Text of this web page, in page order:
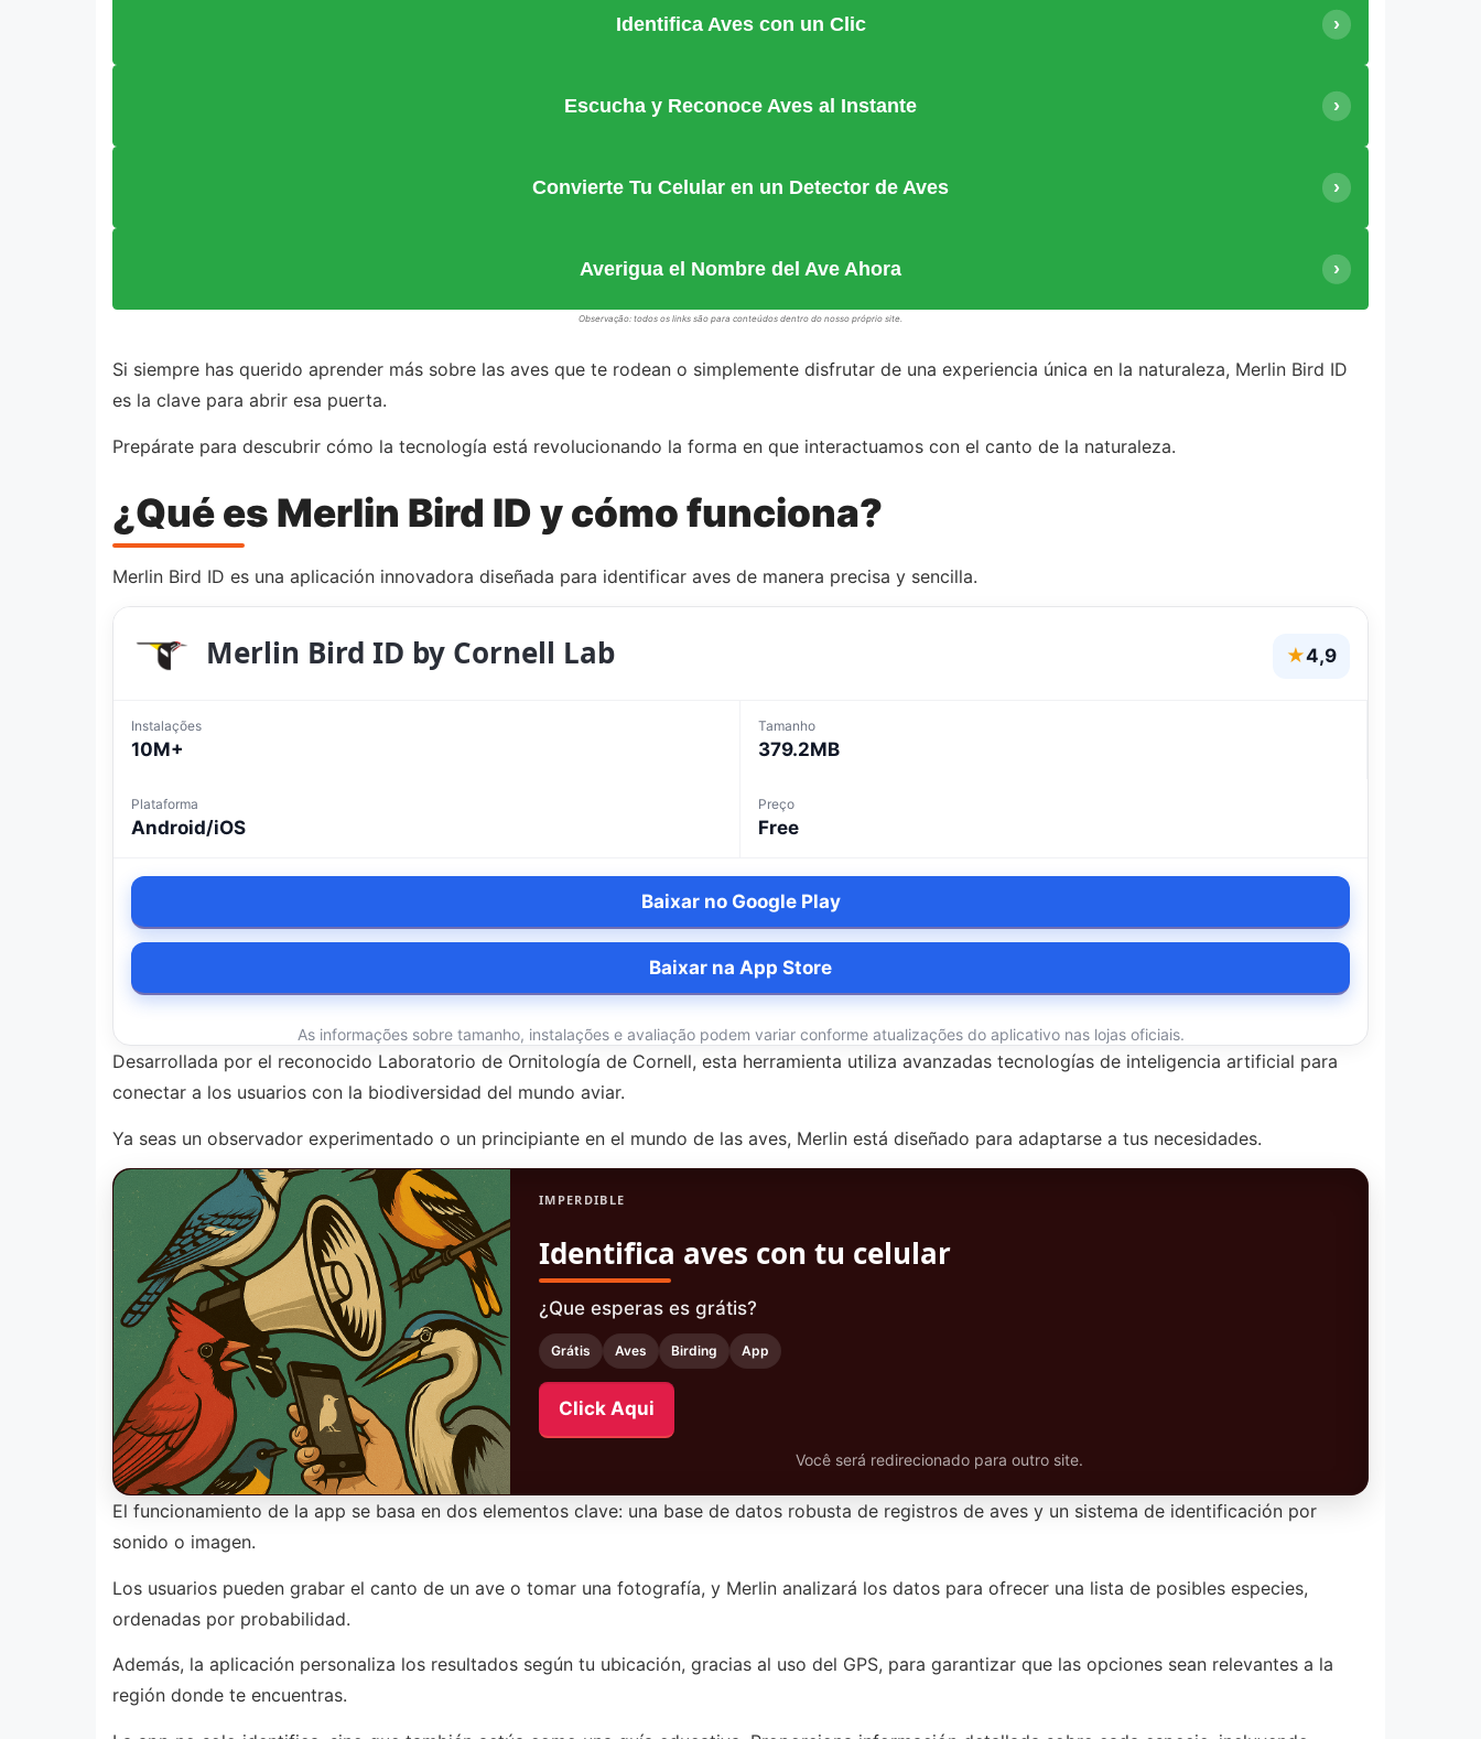
Identifica Aves con un Clic
Escucha y Reconoce Aves al Instante
Convierte Tu Celular en un Detector de Aves
Averigua el Nombre del Ave Ahora
Observação: todos os links são para conteúdos dentro do nosso próprio site.
Si siempre has querido aprender más sobre las aves que te rodean o simplemente disfrutar de una experiencia única en la naturaleza, Merlin Bird ID
es la clave para abrir esa puerta.
Prepárate para descubrir cómo la tecnología está revolucionando la forma en que interactuamos con el canto de la naturaleza.
¿Qué es Merlin Bird ID y cómo funciona?
Merlin Bird ID es una aplicación innovadora diseñada para identificar aves de manera precisa y sencilla.
Merlin Bird ID by Cornell Lab ★4,9
Instalações
10M+
Tamanho
379.2MB
Plataforma
Android/iOS
Preço
Free
Baixar no Google Play
Baixar na App Store
As informações sobre tamanho, instalações e avaliação podem variar conforme atualizações do aplicativo nas lojas oficiais.
Desarrollada por el reconocido Laboratorio de Ornitología de Cornell, esta herramienta utiliza avanzadas tecnologías de inteligencia artificial para
conectar a los usuarios con la biodiversidad del mundo aviar.
Ya seas un observador experimentado o un principiante en el mundo de las aves, Merlin está diseñado para adaptarse a tus necesidades.
IMPERDIBLE
Identifica aves con tu celular
¿Que esperas es grátis?
Grátis Aves Birding App
Click Aqui
Você será redirecionado para outro site.
El funcionamiento de la app se basa en dos elementos clave: una base de datos robusta de registros de aves y un sistema de identificación por
sonido o imagen.
Los usuarios pueden grabar el canto de un ave o tomar una fotografía, y Merlin analizará los datos para ofrecer una lista de posibles especies,
ordenadas por probabilidad.
Además, la aplicación personaliza los resultados según tu ubicación, gracias al uso del GPS, para garantizar que las opciones sean relevantes a la
región donde te encuentras.